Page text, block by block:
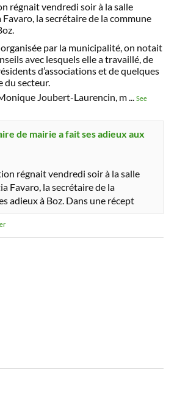
régnait vendredi soir à la salle
la secrétaire de la commune
par la municipalité, on notait
avec lesquels elle a travaillé, de
d’associations et de quelques
du secteur.
Joubert-Laurencin, m...See
de mairie a fait ses adieux aux
régnait vendredi soir à la salle
Favaro, la secrétaire de la
adieux à Boz. Dans une récept